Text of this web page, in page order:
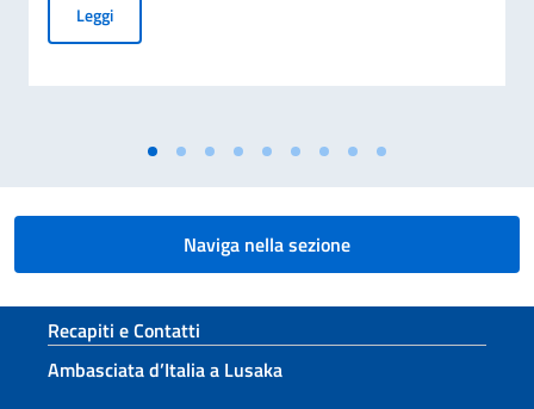
LeggiGiornata Nazionale del Sacrificio del Lavoro Italiano nel
Naviga nella sezione
Sezione footer
Recapiti e Contatti
Ambasciata d’Italia a Lusaka